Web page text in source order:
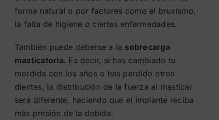
forma natural o por factores como el bruxismo,
la falta de higiene o ciertas enfermedades.
También puede deberse a la sobrecarga
masticatoria. Es decir, si has cambiado tu
mordida con los años o has perdido otros
dientes, la distribución de la fuerza al masticar
será diferente, haciendo que el implante reciba
más presión de la debida.